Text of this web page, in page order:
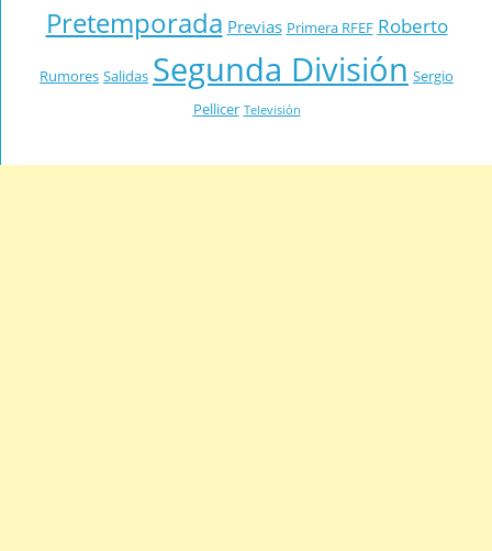
Pretemporada Previas Primera RFEF Roberto
Rumores Salidas Segunda División Sergio
Pellicer Televisión